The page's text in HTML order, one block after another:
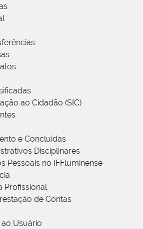
ao Cidadão (SIC)
e Concluídas
Disciplinares
Pessoais no IFFluminense
Profissional
de Contas
Usuário